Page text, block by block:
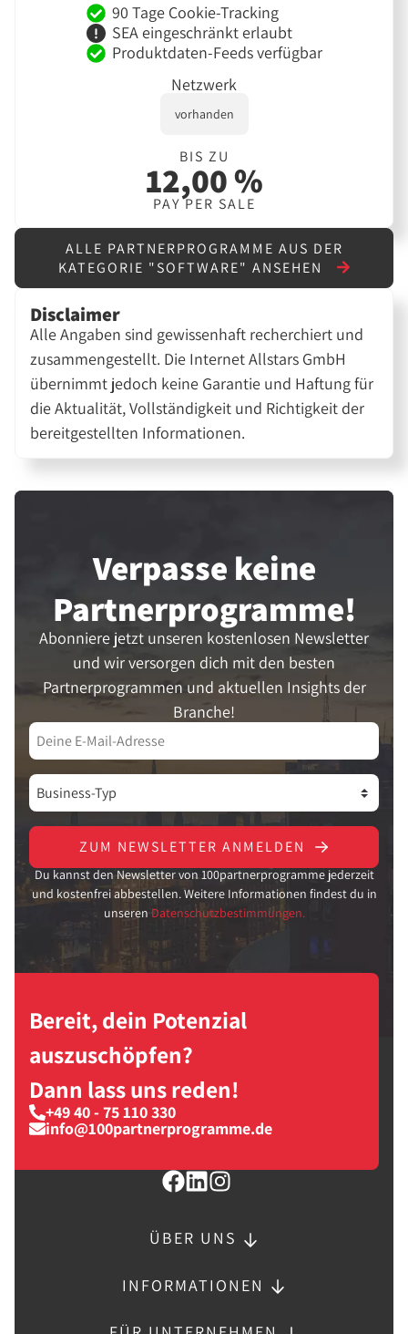
90 Tage Cookie-Tracking
SEA eingeschränkt erlaubt
Produktdaten-Feeds verfügbar
Netzwerk
vorhanden
BIS ZU
12,00 %
PAY PER SALE
ALLE PARTNERPROGRAMME AUS DER
KATEGORIE "SOFTWARE" ANSEHEN
Disclaimer
Alle Angaben sind gewissenhaft recherchiert und
zusammengestellt. Die Internet Allstars GmbH
übernimmt jedoch keine Garantie und Haftung für
die Aktualität, Vollständigkeit und Richtigkeit der
bereitgestellten Informationen.
Verpasse keine
Partner­programme!
Abonniere jetzt unseren kostenlosen Newsletter
und wir versorgen dich mit den besten
Partnerprogrammen und aktuellen Insights der
Branche!
ZUM NEWSLETTER ANMELDEN
Du kannst den Newsletter von 100partnerprogramme jederzeit
und kostenfrei abbestellen. Weitere Informationen findest du in
unseren Datenschutzbestimmungen.
Bereit, dein Potenzial
auszuschöpfen?
Dann lass uns reden!
+49 40 - 75 110 330
info@100partnerprogramme.de
ÜBER UNS
INFORMATIONEN